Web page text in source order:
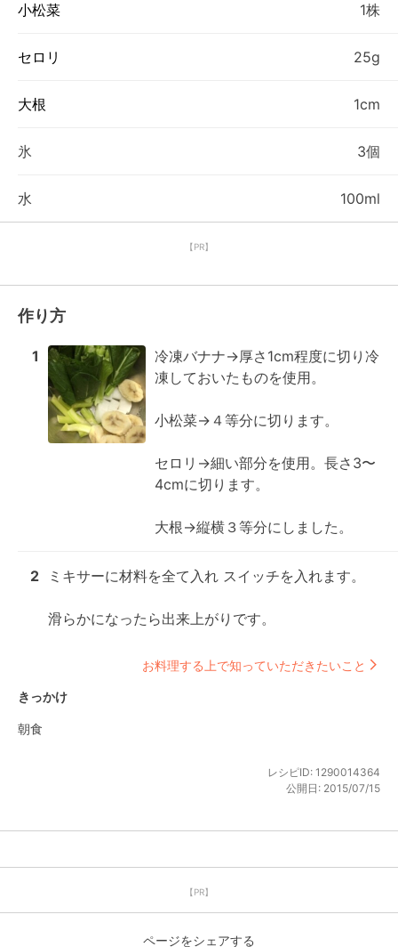
小松菜 1株
セロリ 25g
大根 1cm
氷 3個
水 100ml
【PR】
作り方
1
冷凍バナナ→厚さ1cm程度に切り冷
凍しておいたものを使用。
小松菜→４等分に切ります。
セロリ→細い部分を使用。長さ3〜
4cmに切ります。
大根→縦横３等分にしました。
2 ミキサーに材料を全て入れ スイッチを入れます。
滑らかになったら出来上がりです。
お料理する上で知っていただきたいこと
きっかけ
朝食
レシピID: 1290014364
公開日: 2015/07/15
【PR】
ページをシェアする